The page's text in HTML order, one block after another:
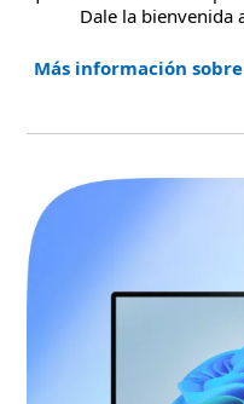
Dale la bienvenida
Más información